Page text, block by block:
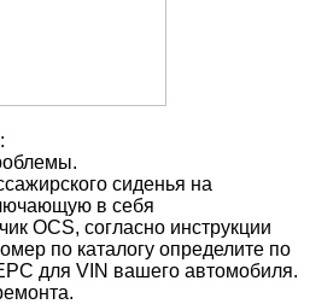
сиденья на
в себя
OCS, согласно инструкции
по каталогу определите по
для VIN вашего автомобиля.